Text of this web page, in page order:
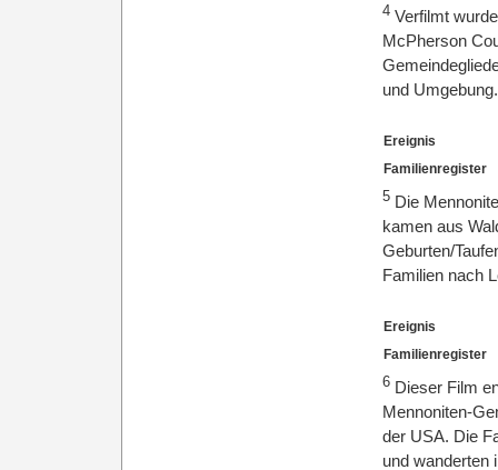
4 Verfilmt
McPherson
und Umgebung.
Ereignis
5 Die
kamen aus
Geburten/
Familien nach
Familienregister
Ereignis
6 Dieser Film
Mennoniten-
der USA. Die
und wanderten
Familienregister